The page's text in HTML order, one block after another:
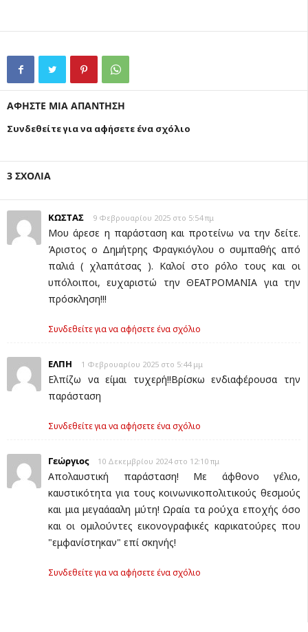
3 ΣΧΟΛΙΑ
ΚΩΣΤΑΣ 9 Φεβρουαρίου 2025 στο 5:54 πμ
Μου άρεσε η παράσταση και προτείνω να την δείτε.
Άριστος ο Δημήτρης Φραγκιόγλου ο συμπαθής από
παλιά ( χλαπάτσας ). Καλοί στο ρόλο τους και οι
υπόλοιποι, ευχαριστώ την ΘΕΑΤΡΟΜΑΝΙΑ για την
πρόσκληση!!!
Συνδεθείτε για να αφήσετε ένα σχόλιο
ΕΛΠΗ 1 Φεβρουαρίου 2025 στο 5:44 μμ
Ελπίζω να είμαι τυχερή!!Βρίσκω ενδιαφέρουσα την
παράσταση
Συνδεθείτε για να αφήσετε ένα σχόλιο
Γεώργιος 10 Δεκεμβρίου 2024 στο 12:10 πμ
Απολαυστική παράσταση! Με άφθονο γέλιο,
καυστικότητα για τους κοινωνικοπολιτικούς θεσμούς
και μια μεγαάααλη μύτη! Ωραία τα ρούχα εποχής όσο
και οι ομιλούντες εικονογραφικές καρικατούρες που
"εμφανίστηκαν" επί σκηνής!
Συνδεθείτε για να αφήσετε ένα σχόλιο
ΑΦΗΣΤΕ ΜΙΑ ΑΠΑΝΤΗΣΗ
Συνδεθείτε για να αφήσετε ένα σχόλιο